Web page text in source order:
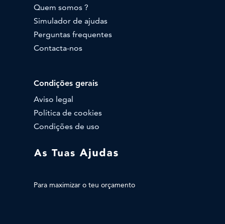
Para maximizar o teu orçamento
Quem somos ?
Simulador de ajudas
Perguntas frequentes
Contacta-nos
Condições gerais
Aviso legal
Política de cookies
Condições de uso